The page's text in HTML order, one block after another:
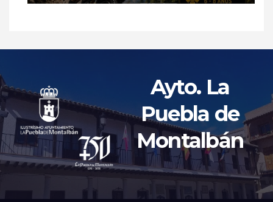
Ayto. La
Puebla de
Montalbán